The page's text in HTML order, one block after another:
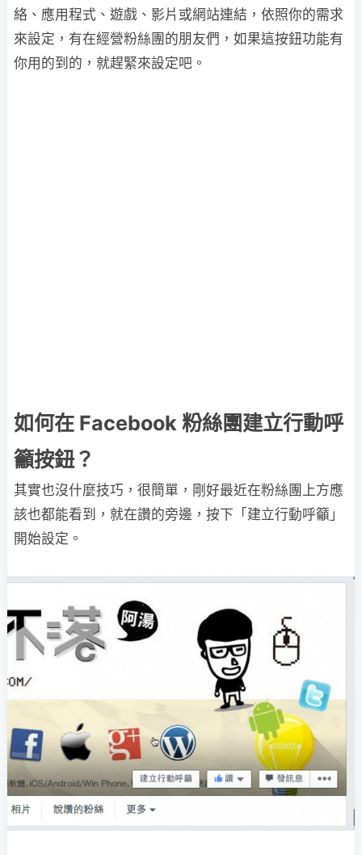
絡、應用程式、遊戲、影片或網站連結，依照你的需求
來設定，有在經營粉絲團的朋友們，如果這按鈕功能有
你用的到的，就趕緊來設定吧。
如何在 Facebook 粉絲團建立行動呼
籲按鈕？
其實也沒什麼技巧，很簡單，剛好最近在粉絲團上方應
該也都能看到，就在讚的旁邊，按下「建立行動呼籲」
開始設定。